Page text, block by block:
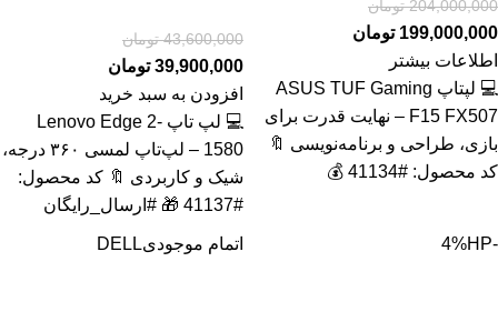
204,000,000 تومان
199,000,000 تومان
اطلاعات بیشتر
💻 لپتاپ ASUS TUF Gaming
F15 FX507 – نهایت قدرت برای
بازی، طراحی و برنامه‌نویسی 🔖
کد محصول: #41134 💰
43,600,000 تومان
39,900,000 تومان
افزودن به سبد خرید
💻 لپ تاپ Lenovo Edge 2-
1580 – لپ‌تاپ لمسی ۳۶۰ درجه،
شیک و کاربردی 🔖 کد محصول:
#41137 🎁 #ارسال_رایگان
-4%
HP اتمام موجودیDELL